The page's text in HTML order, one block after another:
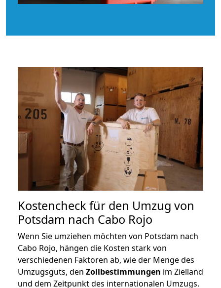
Kostencheck für den Umzug von
Potsdam nach Cabo Rojo
Wenn Sie umziehen möchten von Potsdam nach
Cabo Rojo, hängen die Kosten stark von
verschiedenen Faktoren ab, wie der Menge des
Umzugsguts, den Zollbestimmungen im Zielland
und dem Zeitpunkt des internationalen Umzugs.